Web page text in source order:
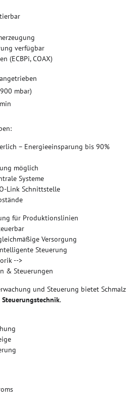
verfügbar
(ECBPi, COAX)
mbar)
– Energieeinsparung bis 90%
möglich
Systeme
Link Schnittstelle
für Produktionslinien
Versorgung
Steuerung
-->
& Steuerungen
und Steuerung bietet Schmalz
.